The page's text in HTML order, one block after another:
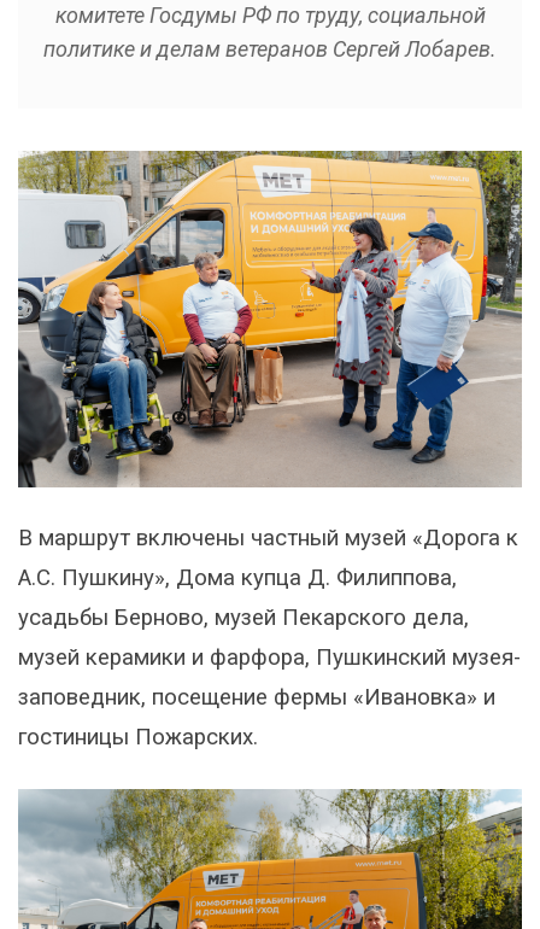
комитете Госдумы РФ по труду, социальной
политике и делам ветеранов Сергей Лобарев.
В маршрут включены частный музей «Дорога к
А.С. Пушкину», Дома купца Д. Филиппова,
усадьбы Берново, музей Пекарского дела,
музей керамики и фарфора, Пушкинский музея-
заповедник, посещение фермы «Ивановка» и
гостиницы Пожарских.